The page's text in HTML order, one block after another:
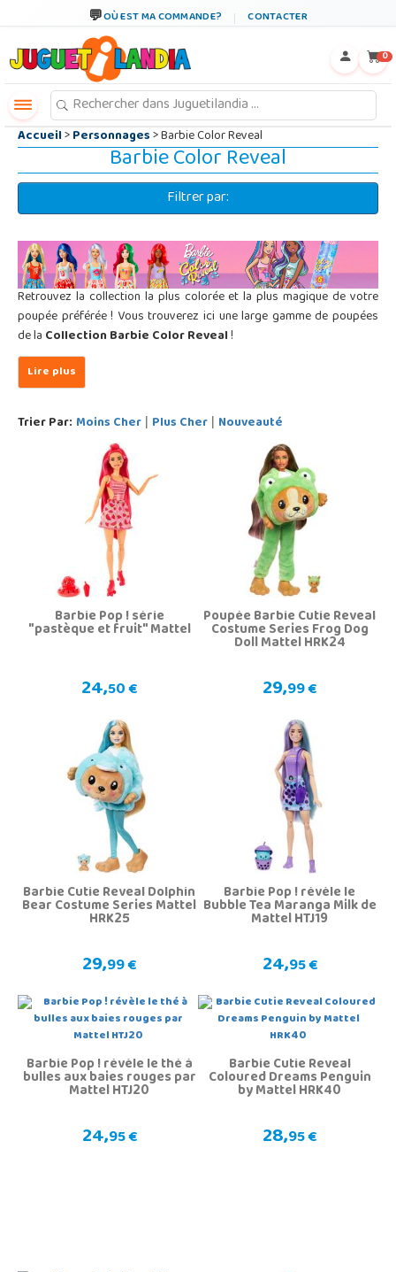
OÙ EST MA COMMANDE? CONTACTER
0
Accueil>Personnages> Barbie Color Reveal
Barbie Color Reveal
Filtrer par:
Retrouvez la collection la plus colorée et la plus magique de votre
poupée préférée ! Vous trouverez ici une large gamme de poupées
de laCollection Barbie Color Reveal!
Trier Par: Moins Cher | Plus Cher | Nouveauté
Barbie Pop ! série
"pastèque et fruit" Mattel
24,50 €
Poupée Barbie Cutie Reveal
Costume Series Frog Dog
Doll Mattel HRK24
29,99 €
Barbie Cutie Reveal Dolphin
Bear Costume Series Mattel
HRK25
29,99 €
Barbie Pop ! révèle le
Bubble Tea Maranga Milk de
Mattel HTJ19
24,95 €
Barbie Pop ! révèle le thé à
bulles aux baies rouges par
Mattel HTJ20
24,95 €
Barbie Cutie Reveal
Coloured Dreams Penguin
by Mattel HRK40
28,95 €